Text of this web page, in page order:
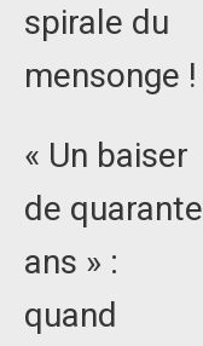
spirale du
mensonge !
« Un baiser
de quarante
ans » :
quand